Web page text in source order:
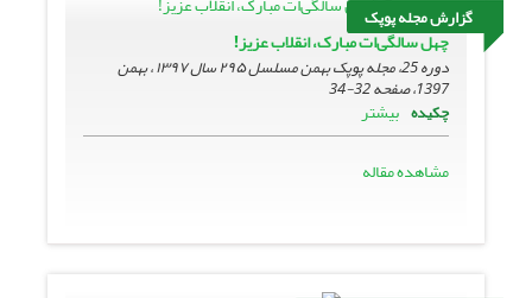
گزارش مجله پوپک
چهل سالگی‌ات مبارک، انقلاب عزیز!
دوره 25، مجله پوپک بهمن مسلسل ۲۹۵ سال ۱۳۹۷ ، بهمن
1397، صفحه
32-34
چکیده بیشتر
مشاهده مقاله